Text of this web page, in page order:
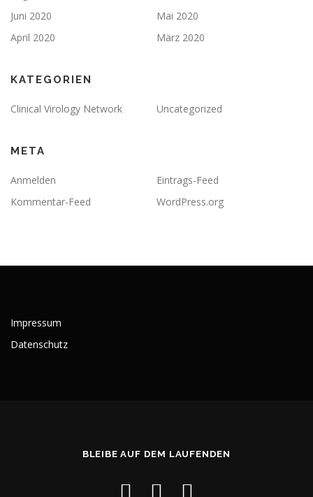
Juni 2020
Mai 2020
April 2020
März 2020
KATEGORIEN
Clinical Virology Network Uncategorized
META
Anmelden
Eintrags-Feed
Kommentar-Feed
WordPress.org
Impressum
Datenschutz
BLEIBE AUF DEM LAUFENDEN